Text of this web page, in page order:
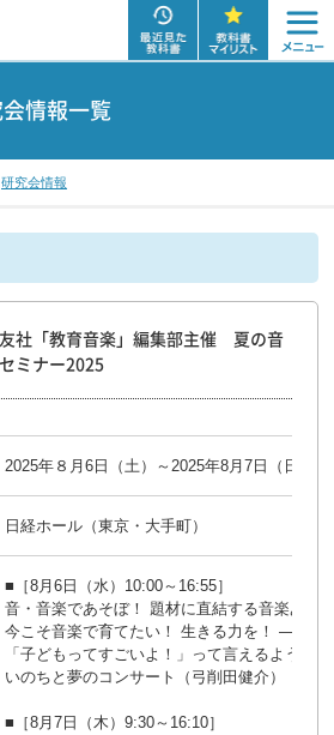
情報一覧
研究会情報
社「教育音楽」編集部主催 夏の音
ミナー2025
2025年８月6日（土）～2025年8月7日（日）
日経ホール（東京・大手町）
■［8月6日（水）10:00～16:55］
音・音楽であそぼ！ 題材に直結する音楽あそ
今こそ音楽で育てたい！ 生きる力を！ ―生
「子どもってすごいよ！」って言えるよう
いのちと夢のコンサート（弓削田健介）
■［8月7日（木）9:30～16:10］